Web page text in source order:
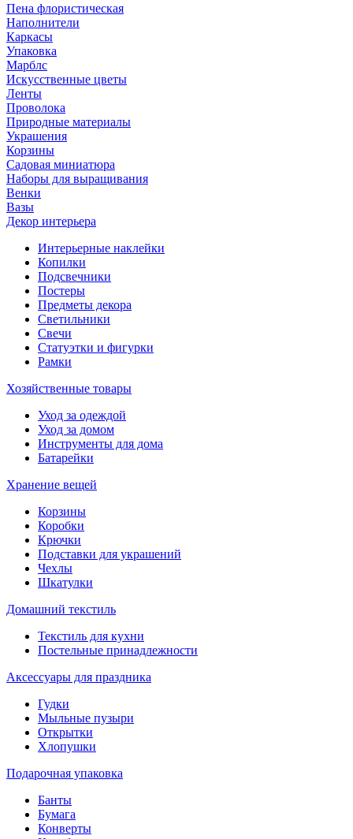
Пена флористическая
Наполнители
Каркасы
Упаковка
Марблс
Искусственные цветы
Ленты
Проволока
Природные материалы
Украшения
Корзины
Садовая миниатюра
Наборы для выращивания
Венки
Вазы
Декор интерьера
Интерьерные наклейки
Копилки
Подсвечники
Постеры
Предметы декора
Светильники
Свечи
Статуэтки и фигурки
Рамки
Хозяйственные товары
Уход за одеждой
Уход за домом
Инструменты для дома
Батарейки
Хранение вещей
Корзины
Коробки
Крючки
Подставки для украшений
Чехлы
Шкатулки
Домашний текстиль
Текстиль для кухни
Постельные принадлежности
Аксессуары для праздника
Гудки
Мыльные пузыри
Открытки
Хлопушки
Подарочная упаковка
Банты
Бумага
Конверты